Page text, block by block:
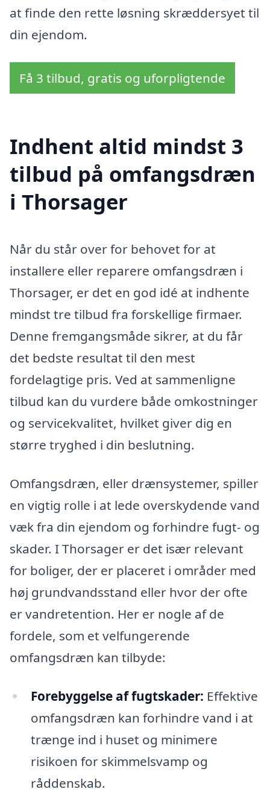
at finde den rette løsning skræddersyet til
din ejendom.
Få 3 tilbud, gratis og uforpligtende
Indhent altid mindst 3
tilbud på omfangsdræn
i Thorsager
Når du står over for behovet for at
installere eller reparere omfangsdræn i
Thorsager, er det en god idé at indhente
mindst tre tilbud fra forskellige firmaer.
Denne fremgangsmåde sikrer, at du får
det bedste resultat til den mest
fordelagtige pris. Ved at sammenligne
tilbud kan du vurdere både omkostninger
og servicekvalitet, hvilket giver dig en
større tryghed i din beslutning.
Omfangsdræn, eller drænsystemer, spiller
en vigtig rolle i at lede overskydende vand
væk fra din ejendom og forhindre fugt- og
skader. I Thorsager er det især relevant
for boliger, der er placeret i områder med
høj grundvandsstand eller hvor der ofte
er vandretention. Her er nogle af de
fordele, som et velfungerende
omfangsdræn kan tilbyde:
Forebyggelse af fugtskader: Effektive
omfangsdræn kan forhindre vand i at
trænge ind i huset og minimere
risikoen for skimmelsvamp og
råddenskab.